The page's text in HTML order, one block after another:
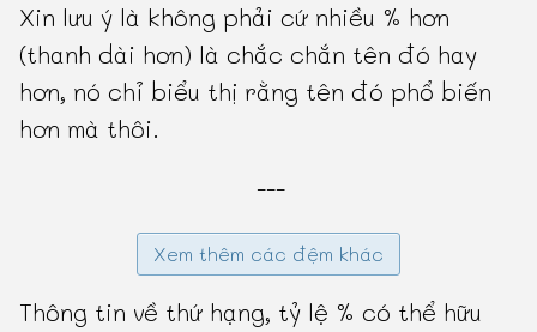
Xin lưu ý là không phải cứ nhiều % hơn
(thanh dài hơn) là chắc chắn tên đó hay
hơn, nó chỉ biểu thị rằng tên đó phổ biến
hơn mà thôi.
---
Xem thêm các đệm khác
Thông tin về thứ hạng, tỷ lệ % có thể hữu